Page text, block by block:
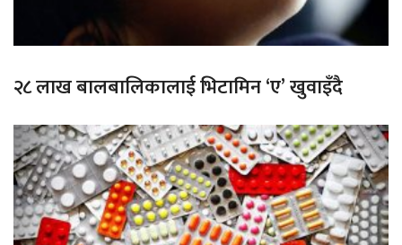
२८ लाख बालबालिकालाई भिटामिन ‘ए’ खुवाइँदै